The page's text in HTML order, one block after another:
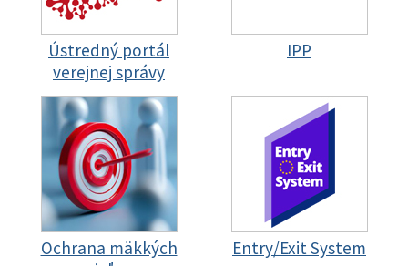
Ústredný portál
verejnej správy
IPP
Ochrana mäkkých
Entry/Exit System